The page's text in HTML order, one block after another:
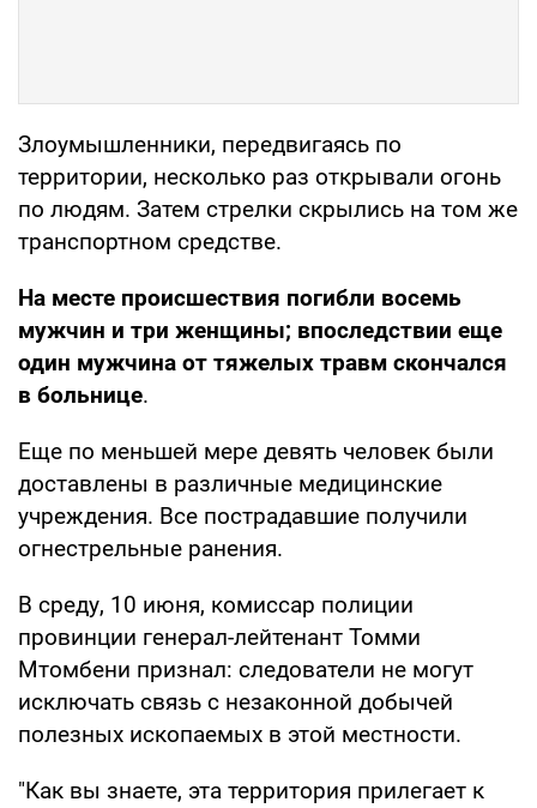
Злоумышленники, передвигаясь по
территории, несколько раз открывали огонь
по людям. Затем стрелки скрылись на том же
транспортном средстве.
На месте происшествия погибли восемь
мужчин и три женщины; впоследствии еще
один мужчина от тяжелых травм скончался
в больнице.
Еще по меньшей мере девять человек были
доставлены в различные медицинские
учреждения. Все пострадавшие получили
огнестрельные ранения.
В среду, 10 июня, комиссар полиции
провинции генерал-лейтенант Томми
Мтомбени признал: следователи не могут
исключать связь с незаконной добычей
полезных ископаемых в этой местности.
"Как вы знаете, эта территория прилегает к